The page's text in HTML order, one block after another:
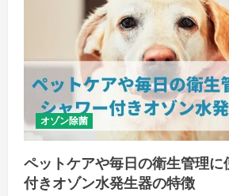
か
ら
の
日
本
の
歴
史
証
す
る⁉
詳
細
を
オゾン除菌
ペットケアや毎日の衛生管理
付きオゾン水発生器の特徴